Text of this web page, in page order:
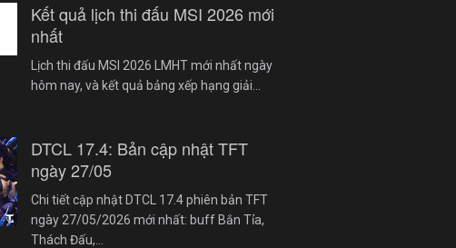
Kết quả lịch thi đấu MSI 2026 mới
nhất
Lịch thi đấu MSI 2026 LMHT mới nhất ngày
hôm nay, và kết quả bảng xếp hạng giải…
DTCL 17.4: Bản cập nhật TFT
ngày 27/05
Chi tiết cập nhật DTCL 17.4 phiên bản TFT
ngày 27/05/2026 mới nhất: buff Bắn Tỉa,
Thách Đấu,…